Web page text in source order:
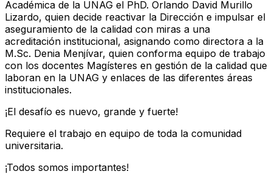
Académica de la UNAG el PhD. Orlando David Murillo
Lizardo, quien decide reactivar la Dirección e impulsar el
aseguramiento de la calidad con miras a una
acreditación institucional, asignando como directora a la
M.Sc. Denia Menjívar, quien conforma equipo de trabajo
con los docentes Magísteres en gestión de la calidad que
laboran en la UNAG y enlaces de las diferentes áreas
institucionales.
¡El desafío es nuevo, grande y fuerte!
Requiere el trabajo en equipo de toda la comunidad
universitaria.
¡Todos somos importantes!